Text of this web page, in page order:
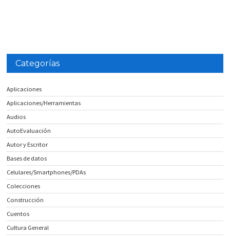
Categorías
Aplicaciones
Aplicaciones/Herramientas
Audios
AutoEvaluación
Autor y Escritor
Bases de datos
Celulares/Smartphones/PDAs
Colecciones
Construcción
Cuentos
Cultura General